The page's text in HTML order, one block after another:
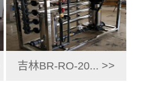
吉林BR-RO-20... >>